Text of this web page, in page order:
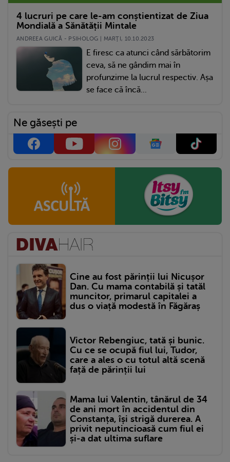
4 lucruri pe care le-am conștientizat de Ziua
Mondială a Sănătății Mintale
ANDREEA GUICĂ - PSIHOLOG | MARŢI, 10.10.2023
E firesc ca atunci când sărbătorim
ceva, să ne gândim mai în
profunzime la lucrul respectiv. Așa
se face că încă...
Ne găsești pe
Cine au fost părinții lui Nicușor
Dan. Cu mama contabilă și tatăl
muncitor, primarul capitalei a
dus o viață modestă în Făgăraș
Victor Rebengiuc, tată și bunic.
Cu ce se ocupă fiul lui, Tudor,
care a ales o cu totul altă scenă
față de părinții lui
Mama lui Valentin, tânărul de 34
de ani mort în accidentul din
Constanța, își strigă durerea. A
privit neputincioasă cum fiul ei
și-a dat ultima suflare